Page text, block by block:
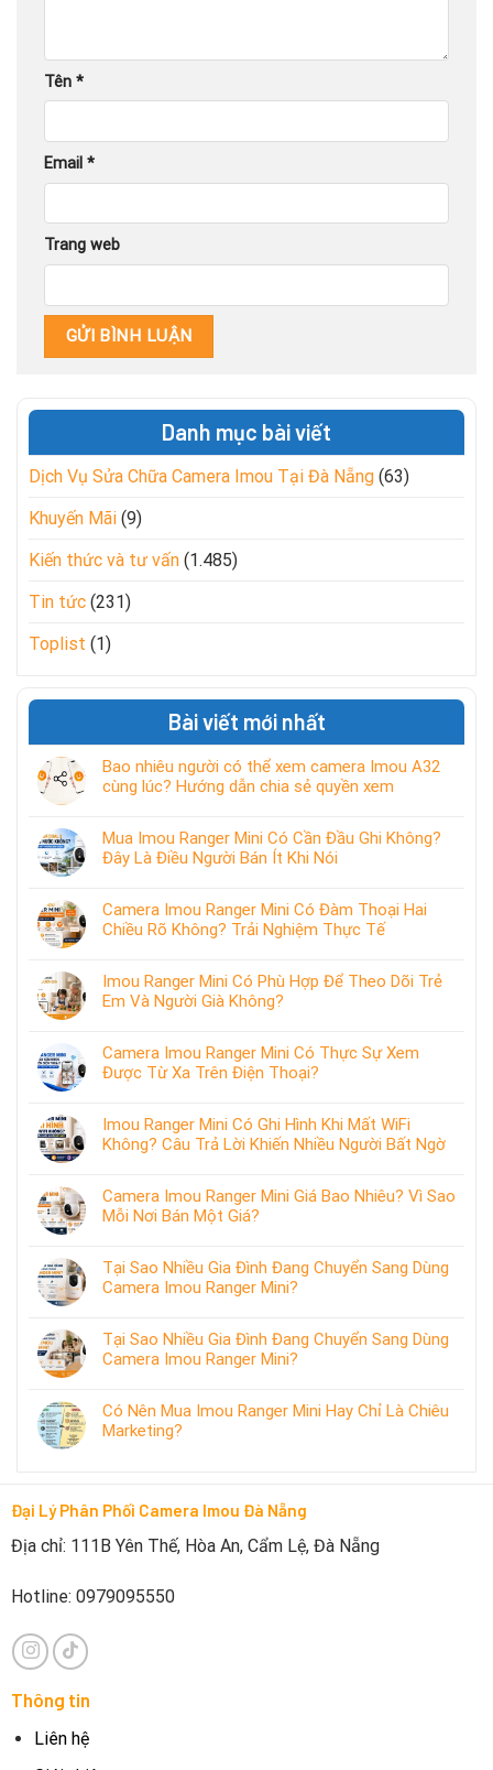
Tên *
Email *
Trang web
Danh mục bài viết
Dịch Vụ Sửa Chữa Camera Imou Tại Đà Nẵng (63)
Khuyến Mãi (9)
Kiến thức và tư vấn (1.485)
Tin tức (231)
Toplist (1)
Bài viết mới nhất
Bao nhiêu người có thể xem camera Imou A32
cùng lúc? Hướng dẫn chia sẻ quyền xem
Mua Imou Ranger Mini Có Cần Đầu Ghi Không?
Đây Là Điều Người Bán Ít Khi Nói
Camera Imou Ranger Mini Có Đàm Thoại Hai
Chiều Rõ Không? Trải Nghiệm Thực Tế
Imou Ranger Mini Có Phù Hợp Để Theo Dõi Trẻ
Em Và Người Già Không?
Camera Imou Ranger Mini Có Thực Sự Xem
Được Từ Xa Trên Điện Thoại?
Imou Ranger Mini Có Ghi Hình Khi Mất WiFi
Không? Câu Trả Lời Khiến Nhiều Người Bất Ngờ
Camera Imou Ranger Mini Giá Bao Nhiêu? Vì Sao
Mỗi Nơi Bán Một Giá?
Tại Sao Nhiều Gia Đình Đang Chuyển Sang Dùng
Camera Imou Ranger Mini?
Tại Sao Nhiều Gia Đình Đang Chuyển Sang Dùng
Camera Imou Ranger Mini?
Có Nên Mua Imou Ranger Mini Hay Chỉ Là Chiêu
Marketing?
Đại Lý Phân Phối Camera Imou Đà Nẵng
Địa chỉ: 111B Yên Thế, Hòa An, Cẩm Lệ, Đà Nẵng
Hotline: 0979095550
Thông tin
Liên hệ